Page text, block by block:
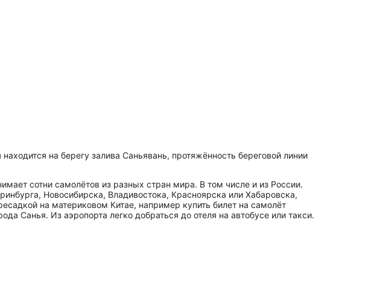
на берегу залива Саньявань, протяжённость береговой линии
сотни самолётов из разных стран мира. В том числе и из России.
Новосибирска, Владивостока, Красноярска или Хабаровска,
на материковом Китае, например купить билет на самолёт
Санья. Из аэропорта легко добраться до отеля на автобусе или такси.